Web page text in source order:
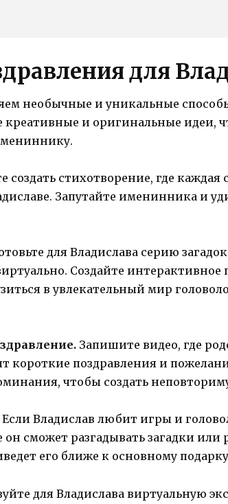
для
необычные и уникальные
креативные и оригинальные идеи,
создать стихотворение, где каждая
Запутайте именинника и
для Владислава серию
Создайте интерактивное
в увлекательный мир
Запишите видео, где
короткие поздравления и
чтобы создать
Если Владислав любит игры и
сможет разгадывать загадки или
его ближе к основному
для Владислава виртуальную